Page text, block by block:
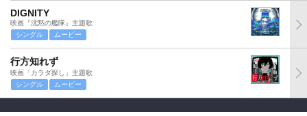
DIGNITY
映画『沈黙の艦隊』主題歌
シングル
ムービー
行方知れず
映画「カラダ探し」主題歌
シングル
ムービー